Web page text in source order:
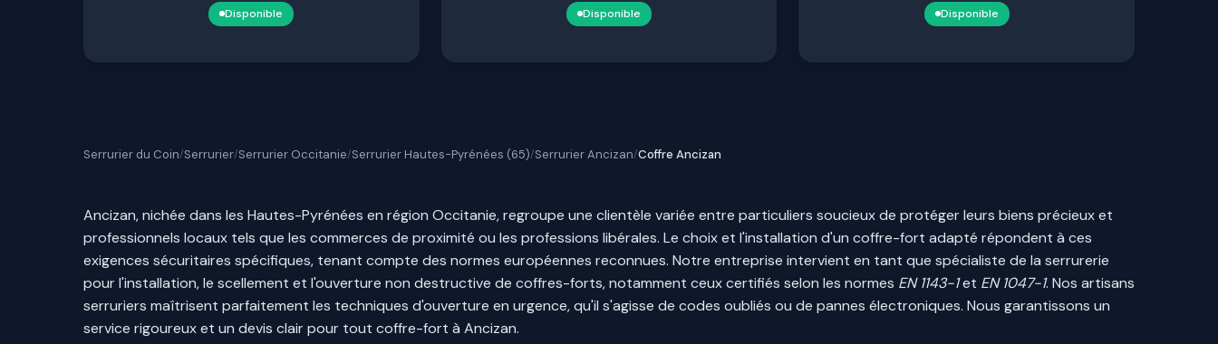
Disponible Disponible Disponible
Serrurier du Coin/Serrurier/Serrurier Occitanie/Serrurier Hautes-Pyrénées (65)/Serrurier Ancizan/Coffre Ancizan
Ancizan, nichée dans les Hautes-Pyrénées en région Occitanie, regroupe une clientèle variée entre particuliers soucieux de protéger leurs biens précieux et
professionnels locaux tels que les commerces de proximité ou les professions libérales. Le choix et l'installation d'un coffre-fort adapté répondent à ces
exigences sécuritaires spécifiques, tenant compte des normes européennes reconnues. Notre entreprise intervient en tant que spécialiste de la serrurerie
pour l'installation, le scellement et l'ouverture non destructive de coffres-forts, notamment ceux certifiés selon les normes EN 1143-1et EN 1047-1. Nos artisans
serruriers maîtrisent parfaitement les techniques d'ouverture en urgence, qu'il s'agisse de codes oubliés ou de pannes électroniques. Nous garantissons un
service rigoureux et un devis clair pour tout coffre-fort à Ancizan.